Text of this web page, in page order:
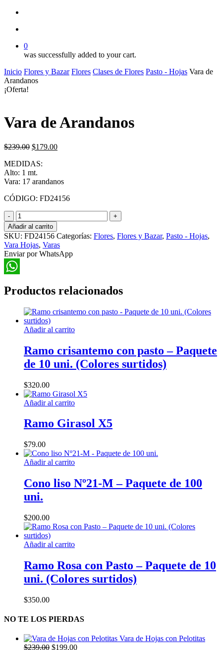
0
was successfully added to your cart.
Inicio Flores y Bazar Flores Clases de Flores Pasto - Hojas Vara de
Arandanos
¡Oferta!
Vara de Arandanos
$239.00 El
original
era:
$239.00.
$179.00El
$179.00.
MEDIDAS:
Alto: 1 mt.
Vara: 17 arandanos
CÓDIGO: FD24156
Vara
de
Arandanos
cantidad
Añadir al carrito
SKU: FD24156 Categorías: Flores, Flores y Bazar, Pasto - Hojas,
Vara Hojas, Varas
Enviar por WhatsApp
Productos relacionados
Añadir al carrito
Ramo crisantemo con pasto – Paquete
de 10 uni. (Colores surtidos)
$320.00
Añadir al carrito
Ramo Girasol X5
$79.00
Añadir al carrito
Cono liso Nº21-M – Paquete de 100
uni.
$200.00
Añadir al carrito
Ramo Rosa con Pasto – Paquete de 10
uni. (Colores surtidos)
$350.00
NO TE LOS PIERDAS
Vara de Hojas con Pelotitas
$239.00 El
$199.00El